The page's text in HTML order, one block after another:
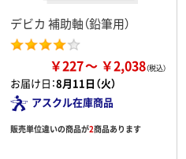
デビカ 補助軸（鉛筆用）
￥227 ￥2,038
お届け日：8月11日（火）
アスクル在庫商品
販売単位違いの商品が2商品あります